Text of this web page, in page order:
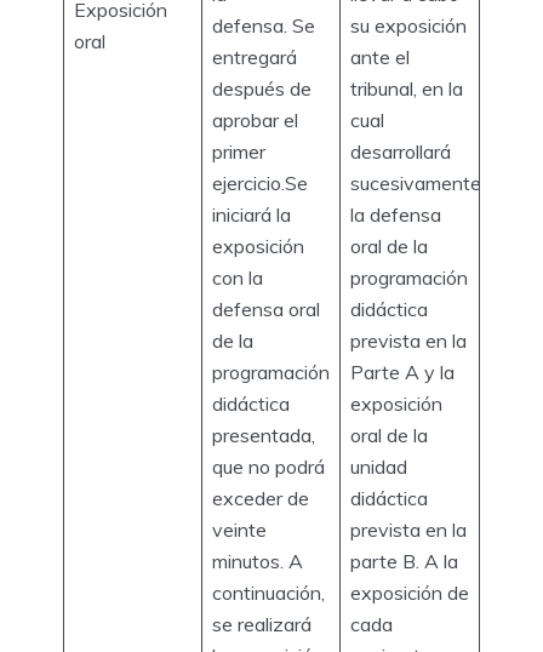
Exposición
oral
defensa. Se
entregará
después de
aprobar el
primer
ejercicio.Se
iniciará la
exposición
con la
defensa oral
de la
programación
didáctica
presentada,
que no podrá
exceder de
veinte
minutos. A
continuación,
se realizará
su exposición
ante el
tribunal, en la
cual
desarrollará
sucesivamente
la defensa
oral de la
programación
didáctica
prevista en la
Parte A y la
exposición
oral de la
unidad
didáctica
prevista en la
parte B. A la
exposición de
cada